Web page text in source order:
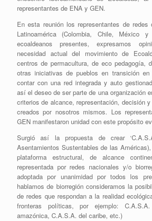
representantes de ENA y GEN.
En esta reunión los representantes de redes
Latinoamérica (Colombia, Chile, México
ecoaldeanos presentes, expresamos
necesidad actual del movimiento de
centros de permacultura, de eco pedagogía,
otras iniciativas de pueblos en transición
contar con una red integrada y auto
así el deseo de ser parte de una organización
criterios de alcance, representación, decisión
creados por nosotros mismos. Los
GEN manifestaron unidad con este propósito
Surgió así la propuesta de crear
Asentamientos Sustentables de las
plataforma estructural, de alcance
representada por redes nacionales y/o
adoptada por unanimidad por todos los
hablamos de biorregión consideramos la
de redes que respondan a la realidad
fronteras políticas, por ejemplo:
amazónica, C.A.S.A. del caribe, etc.)